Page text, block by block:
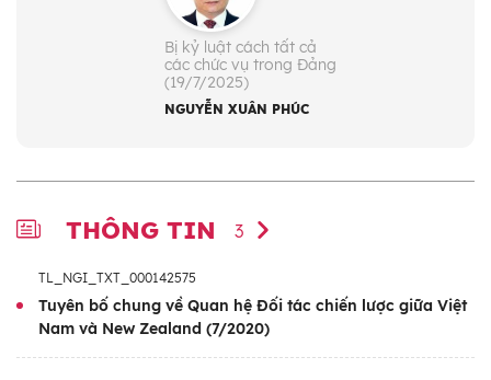
Bị kỷ luật cách tất cả
các chức vụ trong Đảng
(19/7/2025)
NGUYỄN XUÂN PHÚC
THÔNG TIN 3
TL_NGI_TXT_000142575
Tuyên bố chung về Quan hệ Đối tác chiến lược giữa Việt
Nam và New Zealand (7/2020)